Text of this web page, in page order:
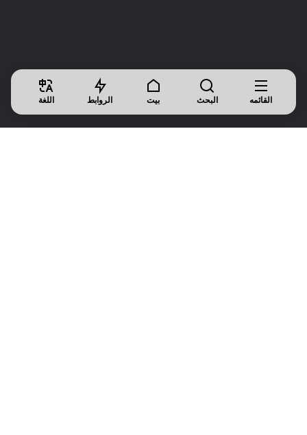
القائمه البحث بیت الروابط اللغة